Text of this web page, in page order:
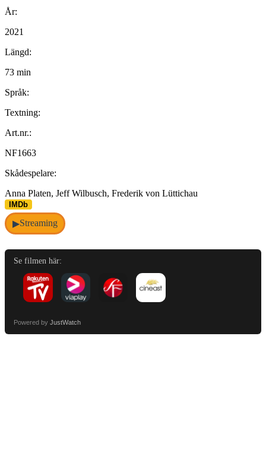
År:
2021
Längd:
73 min
Språk:
Textning:
Art.nr.:
NF1663
Skådespelare:
Anna Platen, Jeff Wilbusch, Frederik von Lüttichau
IMDb
▶Streaming
Se filmen här:
Powered by JustWatch